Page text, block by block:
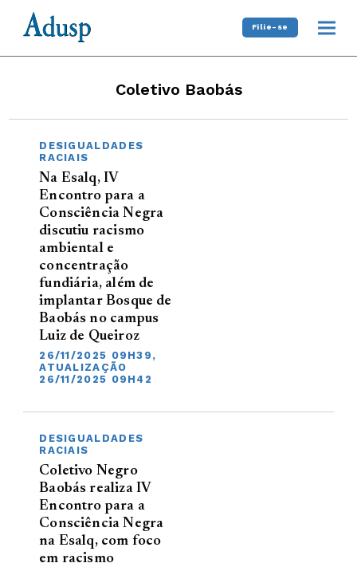
Filie-se
Coletivo Baobás
DESIGUALDADES
RACIAIS
Na Esalq, IV
Encontro para a
Consciência Negra
discutiu racismo
ambiental e
concentração
fundiária, além de
implantar Bosque de
Baobás no campus
Luiz de Queiroz
26/11/2025 09H39,
ATUALIZAÇÃO
26/11/2025 09H42
DESIGUALDADES
RACIAIS
Coletivo Negro
Baobás realiza IV
Encontro para a
Consciência Negra
na Esalq, com foco
em racismo